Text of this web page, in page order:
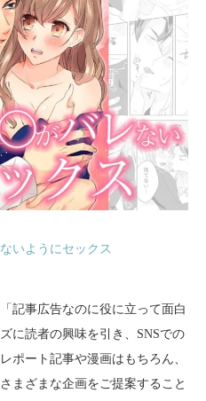
いようにセックス
記事広告なのに役に立って面白
に読者の興味を引き、SNSでの
ポート記事や漫画はもちろん、
まざまな企画をご提案すること